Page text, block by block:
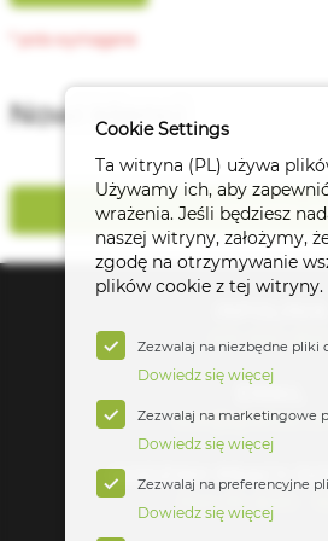
Nowi klienci
REJESTRACJA
616-660-
GODZINY PRACY
Pon-Pt: 8:00 -
Cookie Settings
Ta witryna (PL) używa
Używamy ich, aby
wrażenia. Jeśli będziesz
naszej witryny, założymy,
zgodę na otrzymywanie
plików cookie z tej witryny.
Zezwalaj na niezbędne pliki
Dowiedz się więcej
Zezwalaj na marketingowe
Dowiedz się więcej
Zezwalaj na preferencyjne
Dowiedz się więcej